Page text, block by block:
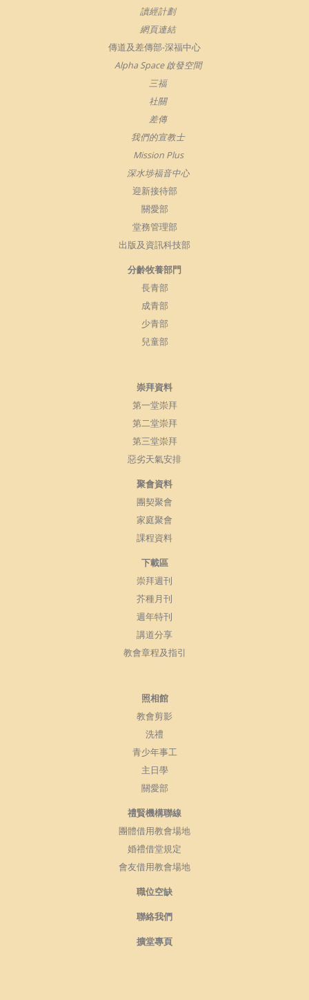
讀經計劃
網頁連結
傳道及差傳部-深福中心
Alpha Space 啟發空間
三福
社關
差傳
我們的宣教士
Mission Plus
深水埗福音中心
迎新接待部
關愛部
堂務管理部
出版及資訊科技部
分齡牧養部門
長青部
成青部
少青部
兒童部
崇拜資料
第一堂崇拜
第二堂崇拜
第三堂崇拜
惡劣天氣安排
聚會資料
團契聚會
家庭聚會
課程資料
下載區
崇拜週刊
芥種月刊
週年特刊
講道分享
教會章程及指引
照相館
教會剪影
洗禮
青少年事工
主日學
關愛部
禮賢機構聯線
團體借用教會場地
婚禮借堂規定
會友借用教會場地
職位空缺
聯絡我們
擴堂專頁